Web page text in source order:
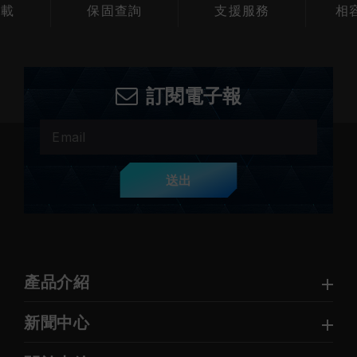
保固查詢 支援服務 相
訂閱電子報
送出
產品介紹
新聞中心